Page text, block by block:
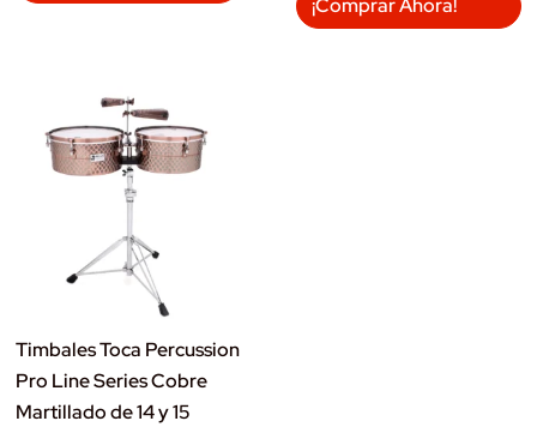
¡Comprar Ahora!
Timbales Toca Percussion
Pro Line Series Cobre
Martillado de 14 y 15